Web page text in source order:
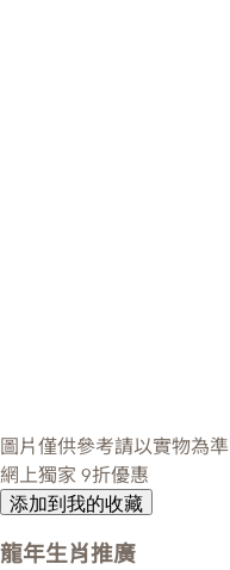
圖片僅供參考請以實物為準
網上獨家 9折優惠
添加到我的收藏
龍年生肖推廣